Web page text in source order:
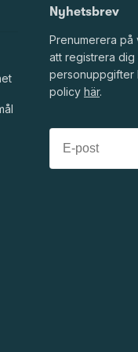
Nyhetsbrev
Prenumerera på
att registrera dig
personuppgifter
policy här.